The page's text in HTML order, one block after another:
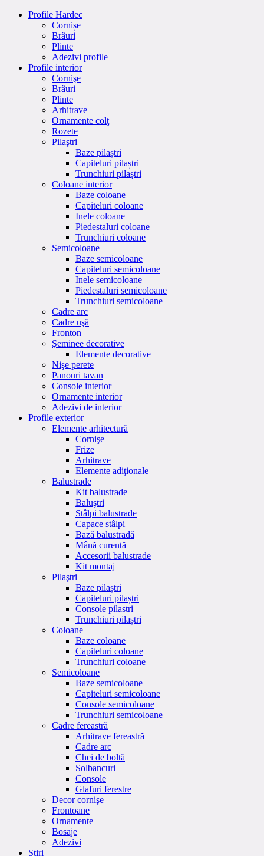
Profile Hardec
Cornișe
Brâuri
Plinte
Adezivi profile
Profile interior
Cornişe
Brâuri
Plinte
Arhitrave
Ornamente colţ
Rozete
Pilaştri
Baze pilaștri
Capiteluri pilaștri
Trunchiuri pilaștri
Coloane interior
Baze coloane
Capiteluri coloane
Inele coloane
Piedestaluri coloane
Trunchiuri coloane
Semicoloane
Baze semicoloane
Capiteluri semicoloane
Inele semicoloane
Piedestaluri semicoloane
Trunchiuri semicoloane
Cadre arc
Cadre uşă
Fronton
Şeminee decorative
Elemente decorative
Nişe perete
Panouri tavan
Console interior
Ornamente interior
Adezivi de interior
Profile exterior
Elemente arhitectură
Cornişe
Frize
Arhitrave
Elemente adiţionale
Balustrade
Kit balustrade
Baluştri
Stâlpi balustrade
Capace stâlpi
Bază balustradă
Mână curentă
Accesorii balustrade
Kit montaj
Pilaştri
Baze pilaștri
Capiteluri pilaștri
Console pilastri
Trunchiuri pilaștri
Coloane
Baze coloane
Capiteluri coloane
Trunchiuri coloane
Semicoloane
Baze semicoloane
Capiteluri semicoloane
Console semicoloane
Trunchiuri semicoloane
Cadre fereastră
Arhitrave fereastră
Cadre arc
Chei de boltă
Solbancuri
Console
Glafuri ferestre
Decor cornişe
Frontoane
Ornamente
Bosaje
Adezivi
Stiri